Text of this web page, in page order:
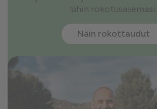
lähin rokotusasemasi.
Näin rokottaudut